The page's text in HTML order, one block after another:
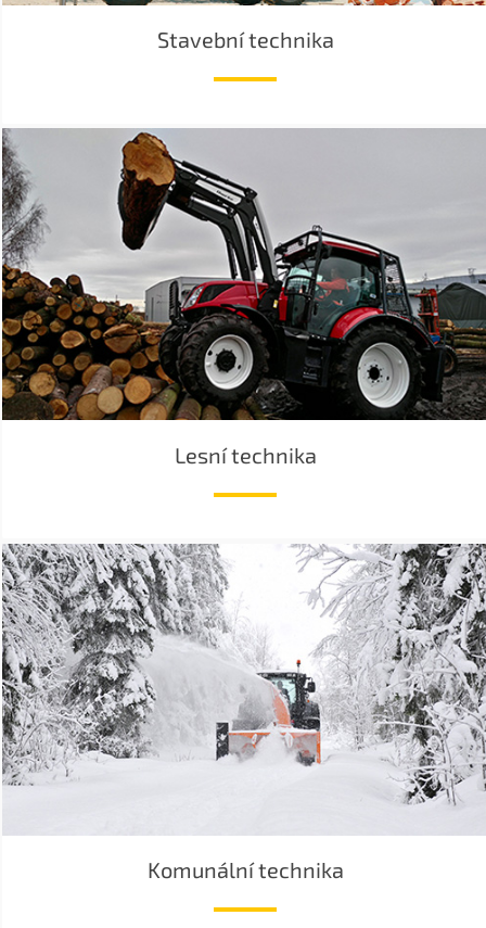
Stavební technika
Lesní technika
Komunální technika